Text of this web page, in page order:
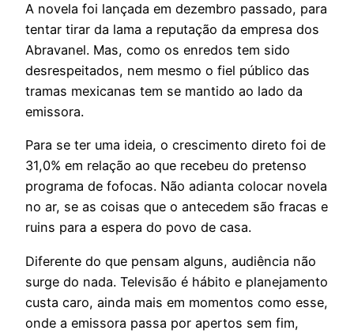
A novela foi lançada em dezembro passado, para
tentar tirar da lama a reputação da empresa dos
Abravanel. Mas, como os enredos tem sido
desrespeitados, nem mesmo o fiel público das
tramas mexicanas tem se mantido ao lado da
emissora.
Para se ter uma ideia, o crescimento direto foi de
31,0% em relação ao que recebeu do pretenso
programa de fofocas. Não adianta colocar novela
no ar, se as coisas que o antecedem são fracas e
ruins para a espera do povo de casa.
Diferente do que pensam alguns, audiência não
surge do nada. Televisão é hábito e planejamento
custa caro, ainda mais em momentos como esse,
onde a emissora passa por apertos sem fim,